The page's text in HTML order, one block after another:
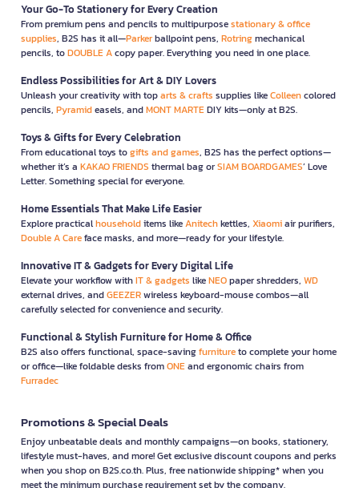
Your Go-To Stationery for Every Creation
From premium pens and pencils to multipurposestationary & office
supplies, B2S has it all—Parkerballpoint pens, Rotringmechanical
pencils, toDOUBLE Acopy paper. Everything you need in one place.
Endless Possibilities for Art & DIY Lovers
Unleash your creativity with toparts & crafts supplies likeColleencolored
pencils, Pyramideasels, andMONT MARTEDIY kits—only at B2S.
Toys & Gifts for Every Celebration
From educational toys togifts and games, B2S has the perfect options—
whether it’s a KAKAO FRIENDS thermal bag orSIAM BOARDGAMES’ Love
Letter. Something special for everyone.
Home Essentials That Make Life Easier
Explore practicalhouseholditems likeAnitechkettles, Xiaomiair purifiers,
Double A Careface masks, and more—ready for your lifestyle.
Innovative IT & Gadgets for Every Digital Life
Elevate your workflow withIT & gadgets likeNEOpaper shredders, WD
external drives, andGEEZERwireless keyboard-mouse combos—all
carefully selected for convenience and security.
Functional & Stylish Furniture for Home & Office
B2S also offers functional, space-savingfurnitureto complete your home
or office—like foldable desks fromONEand ergonomic chairs from
Furradec
Promotions & Special Deals
Enjoy unbeatable deals and monthly campaigns—on books, stationery,
lifestyle must-haves, and more! Get exclusive discount coupons and perks
when you shop on B2S.co.th. Plus, free nationwide shipping* when you
meet the minimum purchase requirement set by the company.